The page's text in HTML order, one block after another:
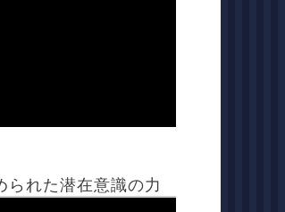
られた潜在意識の力